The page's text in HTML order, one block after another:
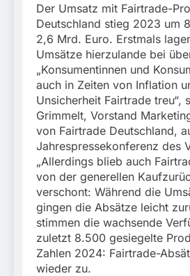
Der Umsatz mit Fairtrade-
Deutschland stieg 2023 um
2,6 Mrd. Euro. Erstmals
Umsätze hierzulande bei
„Konsumentinnen und
auch in Zeiten von Inflation
Unsicherheit Fairtrade treu“,
Grimmelt, Vorstand
von Fairtrade Deutschland,
Jahrespressekonferenz des
„Allerdings blieb auch
von der generellen
verschont: Während die
gingen die Absätze leicht
stimmen die wachsende
zuletzt 8.500 gesiegelte
Zahlen 2024: Fairtrade-
wieder zu.